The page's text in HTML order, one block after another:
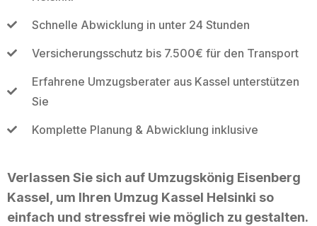
Schnelle Abwicklung in unter 24 Stunden
Versicherungsschutz bis 7.500€ für den Transport
Erfahrene Umzugsberater aus Kassel unterstützen
Sie
Komplette Planung & Abwicklung inklusive
Verlassen Sie sich auf Umzugskönig Eisenberg
Kassel, um Ihren Umzug Kassel Helsinki so
einfach und stressfrei wie möglich zu gestalten.